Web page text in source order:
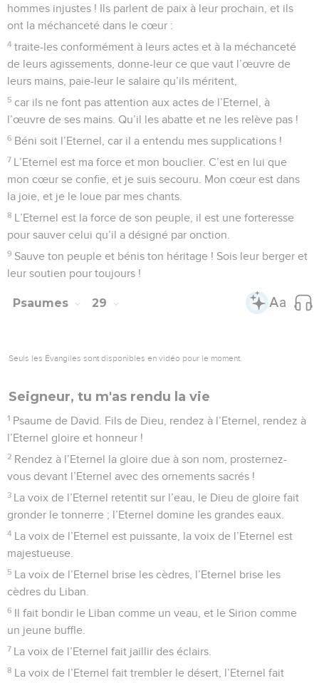
hommes injustes ! Ils parlent de paix à leur prochain, et ils
ont la méchanceté dans le cœur :
4 traite-les conformément à leurs actes et à la méchanceté
de leurs agissements, donne-leur ce que vaut l’œuvre de
leurs mains, paie-leur le salaire qu’ils méritent,
5 car ils ne font pas attention aux actes de l’Eternel, à
l’œuvre de ses mains. Qu’il les abatte et ne les relève pas !
6 Béni soit l’Eternel, car il a entendu mes supplications !
7 L’Eternel est ma force et mon bouclier. C’est en lui que
mon cœur se confie, et je suis secouru. Mon cœur est dans
la joie, et je le loue par mes chants.
8 L’Eternel est la force de son peuple, il est une forteresse
pour sauver celui qu’il a désigné par onction.
9 Sauve ton peuple et bénis ton héritage ! Sois leur berger et
leur soutien pour toujours !
Psaumes 29
Seuls les Évangiles sont disponibles en vidéo pour le moment.
Seigneur, tu m'as rendu la vie
1 Psaume de David. Fils de Dieu, rendez à l’Eternel, rendez à
l’Eternel gloire et honneur !
2 Rendez à l’Eternel la gloire due à son nom, prosternez-
vous devant l’Eternel avec des ornements sacrés !
3 La voix de l’Eternel retentit sur l’eau, le Dieu de gloire fait
gronder le tonnerre ; l’Eternel domine les grandes eaux.
4 La voix de l’Eternel est puissante, la voix de l’Eternel est
majestueuse.
5 La voix de l’Eternel brise les cèdres, l’Eternel brise les
cèdres du Liban.
6 Il fait bondir le Liban comme un veau, et le Sirion comme
un jeune buffle.
7 La voix de l’Eternel fait jaillir des éclairs.
8 La voix de l’Eternel fait trembler le désert, l’Eternel fait